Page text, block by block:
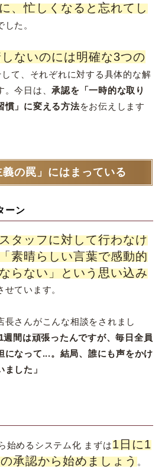
、忙しくなると忘れてし
した。
ないのには明確な3つの
て、それぞれに対する具体的な解
。今日は、承認を「一時的な取り
慣」に変える方法をお伝えします
の罠」にはまっている
ーン
タッフに対して行わなけ
素晴らしい言葉で感動的
らない」という思い込み
ています。
長さんがこんな相談をされまし
週間は頑張ったんですが、毎日全員
になって...。結局、誰にも声をかけ
した」
始めるシステム化 まずは1日に1
承認から始めましょう。